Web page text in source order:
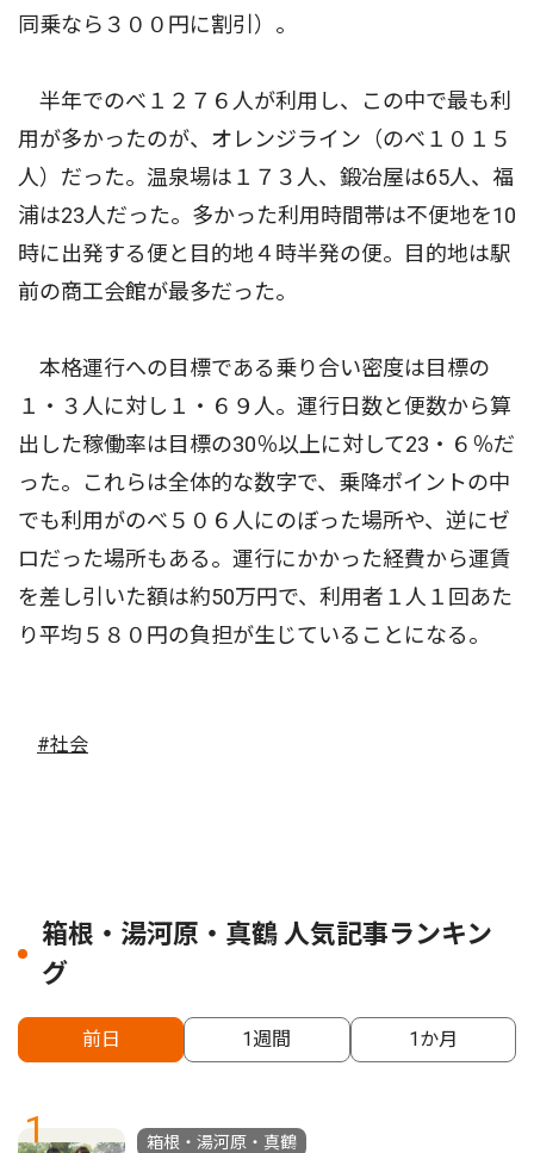
同乗なら３００円に割引）。
半年でのべ１２７６人が利用し、この中で最も利
用が多かったのが、オレンジライン（のべ１０１５
人）だった。温泉場は１７３人、鍛冶屋は65人、福
浦は23人だった。多かった利用時間帯は不便地を10
時に出発する便と目的地４時半発の便。目的地は駅
前の商工会館が最多だった。
本格運行への目標である乗り合い密度は目標の
１・３人に対し１・６９人。運行日数と便数から算
出した稼働率は目標の30％以上に対して23・６％だ
った。これらは全体的な数字で、乗降ポイントの中
でも利用がのべ５０６人にのぼった場所や、逆にゼ
ロだった場所もある。運行にかかった経費から運賃
を差し引いた額は約50万円で、利用者１人１回あた
り平均５８０円の負担が生じていることになる。
#社会
箱根・湯河原・真鶴 人気記事ランキン
グ
前日 1週間 1か月
1
箱根・湯河原・真鶴